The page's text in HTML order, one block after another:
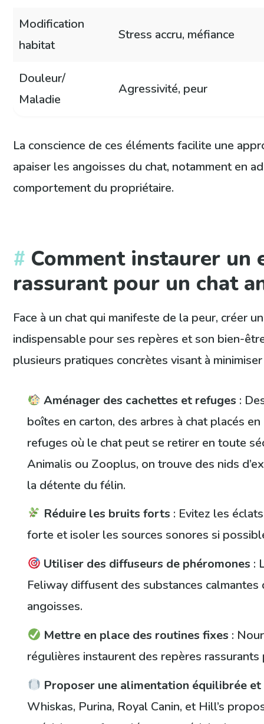
Modification
habitat
Stress accru, méfiance
Douleur/
Maladie
Agressivité, peur
La conscience de ces éléments facilite une
apaiser les angoisses du chat, notamment en
comportement du propriétaire.
Comment instaurer un
rassurant pour un chat
Face à un chat qui manifeste de la peur, créer
indispensable pour ses repères et son bien-
plusieurs pratiques concrètes visant à
Aménager des cachettes et refuges :
boîtes en carton, des arbres à chat placés
refuges où le chat peut se retirer en toute
Animalis ou Zooplus, on trouve des nids
la détente du félin.
Réduire les bruits forts : Evitez les
forte et isoler les sources sonores si
Utiliser des diffuseurs de phéromones :
Feliway diffusent des substances calmantes
angoisses.
Mettre en place des routines fixes :
régulières instaurent des repères
Proposer une alimentation équilibrée
Whiskas, Purina, Royal Canin, et Hill’s